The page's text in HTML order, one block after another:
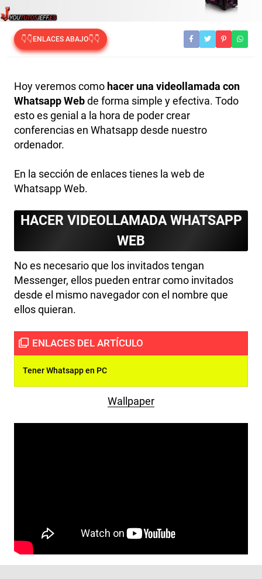
👇👇ENLACES ABAJO👇👇
Hoy veremos como hacer una videollamada con
Whatsapp Webde forma simple y efectiva. Todo
esto es genial a la hora de poder crear
conferencias en Whatsapp desde nuestro
ordenador.
En la sección de enlaces tienes la web de
Whatsapp Web.
HACER VIDEOLLAMADA WHATSAPP
WEB
No es necesario que los invitados tengan
Messenger, ellos pueden entrar como invitados
desde el mismo navegador con el nombre que
ellos quieran.
Tener Whatsapp en PC
Wallpaper